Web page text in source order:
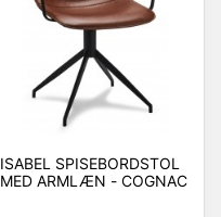
ISABEL SPISEBORDSTOL
MED ARMLÆN - COGNAC